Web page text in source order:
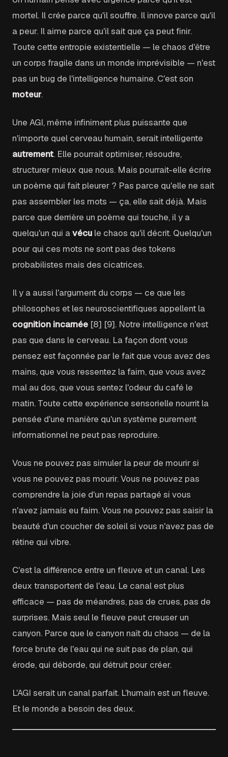
mortel. Il crée parce qu'il souffre. Il innove parce qu'il
a peur. Il aime parce qu'il sait que ça peut finir.
Toute cette entropie existentielle — le chaos d'être
un corps fragile dans un monde imprévisible — n'est
pas un bug de l'intelligence humaine. C'est son
moteur.
Une AGI, même infiniment plus puissante que
n'importe quel cerveau humain, serait intelligente
autrement. Elle pourrait optimiser, résoudre,
structurer mieux que nous. Mais pourrait-elle écrire
un poème qui fait pleurer ? Pas parce qu'elle ne sait
pas assembler les mots — ça, elle sait déjà. Mais
parce que derrière un poème qui touche, il y a
quelqu'un qui avécu le chaos qu'il décrit. Quelqu'un
pour qui ces mots ne sont pas des tokens
probabilistes mais des cicatrices.
Il y a aussi l'argument du corps — ce que les
philosophes et les neuroscientifiques appellent la
cognition incarnée [8] [9]. Notre intelligence n'est
pas que dans le cerveau. La façon dont vous
pensez est façonnée par le fait que vous avez des
mains, que vous ressentez la faim, que vous avez
mal au dos, que vous sentez l'odeur du café le
matin. Toute cette expérience sensorielle nourrit la
pensée d'une manière qu'un système purement
informationnel ne peut pas reproduire.
Vous ne pouvez pas simuler la peur de mourir si
vous ne pouvez pas mourir. Vous ne pouvez pas
comprendre la joie d'un repas partagé si vous
n'avez jamais eu faim. Vous ne pouvez pas saisir la
beauté d'un coucher de soleil si vous n'avez pas de
rétine qui vibre.
C'est la différence entre un fleuve et un canal. Les
deux transportent de l'eau. Le canal est plus
efficace — pas de méandres, pas de crues, pas de
surprises. Mais seul le fleuve peut creuser un
canyon. Parce que le canyon naît du chaos — de la
force brute de l'eau qui ne suit pas de plan, qui
érode, qui déborde, qui détruit pour créer.
L'AGI serait un canal parfait. L'humain est un fleuve.
Et le monde a besoin des deux.